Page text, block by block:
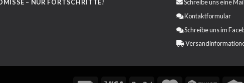
– NUR FORTSCHRITTE! Schreibe uns eineMail
Kontaktformular
Schreibe uns im